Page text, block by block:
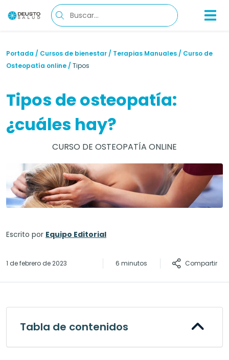
Portada / Cursos de bienestar / Terapias Manuales / Curso de
Osteopatía online / Tipos
Tipos de osteopatía:
¿cuáles hay?
CURSO DE OSTEOPATÍA ONLINE
Escrito por Equipo Editorial
1 de febrero de 2023 6 minutos Compartir
Tabla de contenidos